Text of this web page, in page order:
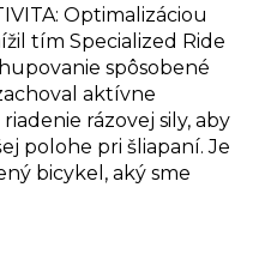
Optimalizáciou
tím Specialized Ride
spôsobené
aktívne
rázovej sily, aby
polohe pri šliapaní. Je
bicykel, aký sme